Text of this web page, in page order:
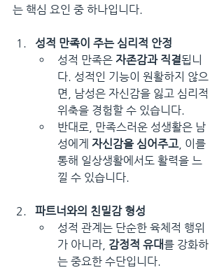
는 핵심 요인 중 하나입니다.
성적 만족이 주는 심리적 안정
성적 만족은 자존감과 직결됩니
다. 성적인 기능이 원활하지 않으
면, 남성은 자신감을 잃고 심리적
위축을 경험할 수 있습니다.
반대로, 만족스러운 성생활은 남
성에게 자신감을 심어주고, 이를
통해 일상생활에서도 활력을 느
낄 수 있습니다.
파트너와의 친밀감 형성
성적 관계는 단순한 육체적 행위
가 아니라, 감정적 유대를 강화하
는 중요한 수단입니다.